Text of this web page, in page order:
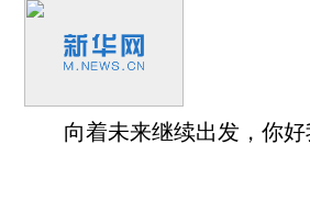
向着未来继续出发，你好